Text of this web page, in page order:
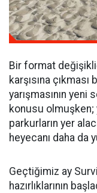
Bir format
karşısına
yarışmasının
konusu
parkurların yer
heyecanı daha da
Geçtiğimiz ay
hazırlıklarının